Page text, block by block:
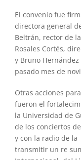
El convenio fue
directora general
Beltrán, rector de
Rosales Cortés,
y Bruno Hernández
pasado mes de
Otras acciones
fueron el
la Universidad de
de los conciertos
y con la radio de
transmitir un re